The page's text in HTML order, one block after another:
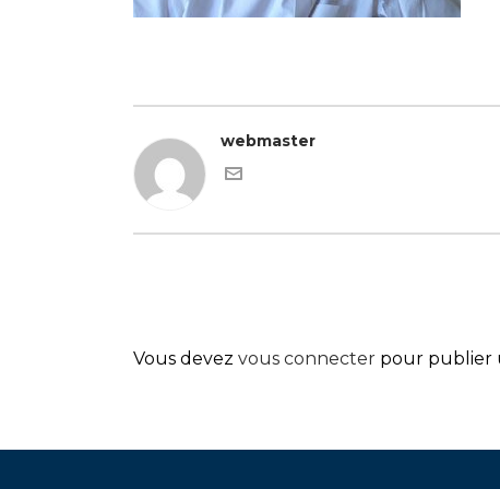
webmaster
Vous devez vous connecter pour publier